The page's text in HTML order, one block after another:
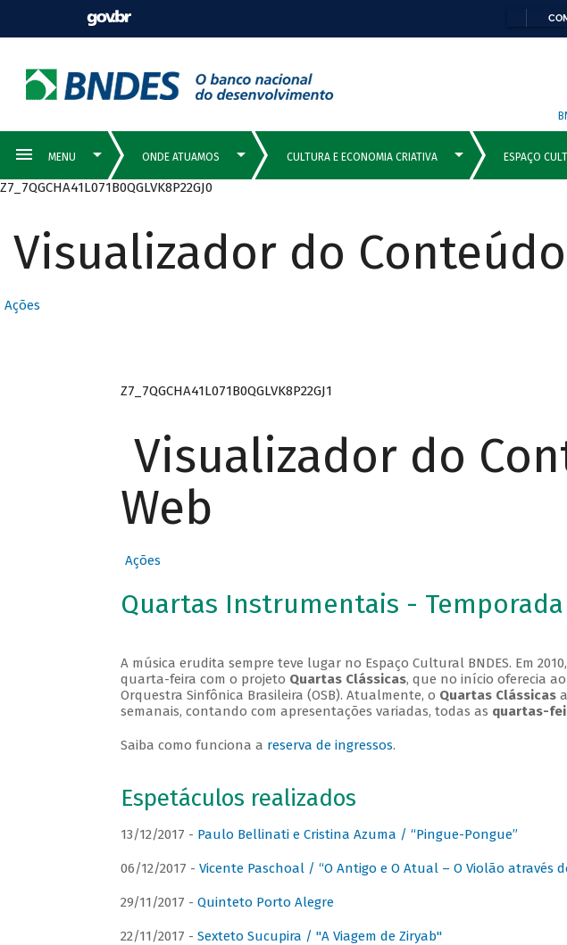
Z7_7QGCHA41L071B0QGLVK8P22GJ0
Visualizador do
Ações
Z7_7QGCHA41L071B0QGLVK8P22GJ1
Visualizador do
Web
Ações
Quartas Instrumentais - Temporada
A música erudita sempre teve lugar no Espaço Cultural BNDES. Em
quarta-feira com o projeto Quartas Clássicas, que no início oferecia
Orquestra Sinfônica Brasileira (OSB). Atualmente, o Quartas Clássicas
semanais, contando com apresentações variadas, todas as quartas-
Saiba como funciona a reserva de ingressos.
Espetáculos realizados
13/12/2017 - Paulo Bellinati e Cristina Azuma / “Pingue-Pongue”
06/12/2017 - Vicente Paschoal / “O Antigo e O Atual – O Violão através
29/11/2017 - Quinteto Porto Alegre
22/11/2017 - Sexteto Sucupira / "A Viagem de Ziryab"